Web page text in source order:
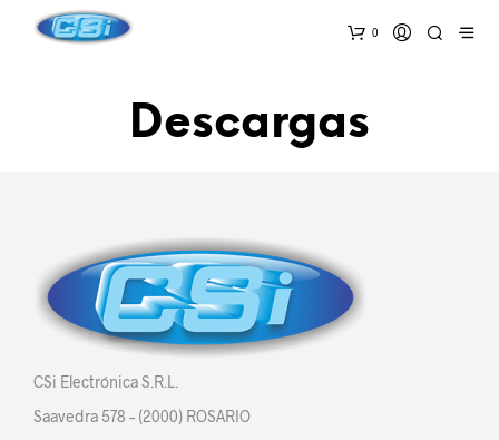
0
Descargas
CSi Electrónica S.R.L.
Saavedra 578 – (2000) ROSARIO